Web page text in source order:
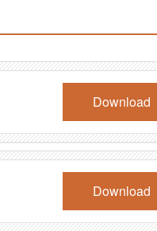
Download
Download